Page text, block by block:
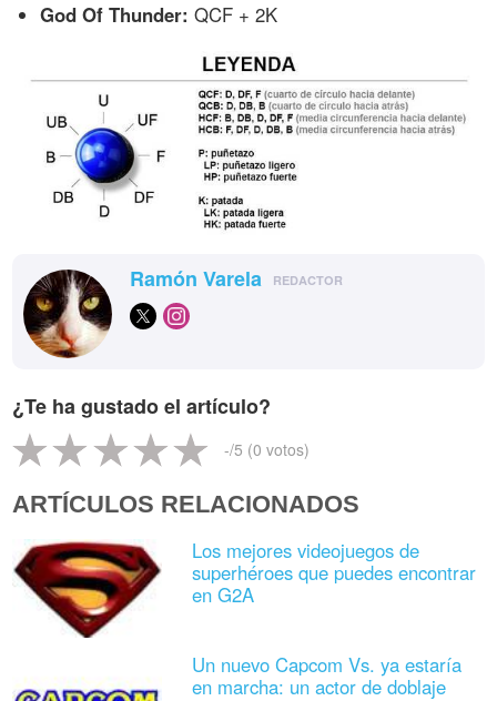
God Of Thunder: QCF + 2K
Ramón Varela REDACTOR
¿Te ha gustado el artículo?
-/5 (0 votos)
ARTÍCULOS RELACIONADOS
Los mejores videojuegos de
superhéroes que puedes encontrar
en G2A
Un nuevo Capcom Vs. ya estaría
en marcha: un actor de doblaje